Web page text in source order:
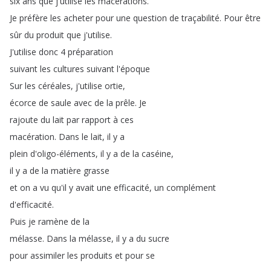
Je préfère les acheter pour une question de traçabilité. Pour être
sûr du produit que j'utilise.
J'utilise donc 4 préparation
suivant les cultures suivant l'époque
Sur les céréales, j'utilise ortie,
écorce de saule avec de la prêle. Je
rajoute du lait par rapport à ces
macération. Dans le lait, il y a
plein d'oligo-éléments, il y a de la caséine,
il y a de la matière grasse
et on a vu qu'il y avait une efficacité, un complément
d'efficacité.
Puis je ramène de la
mélasse. Dans la mélasse, il y a du sucre
pour assimiler les produits et pour se